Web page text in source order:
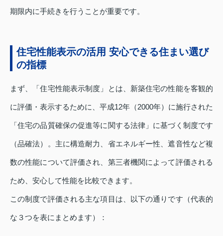
期限内に手続きを行うことが重要です。
住宅性能表示の活用 安心できる住まい選び
の指標
まず、「住宅性能表示制度」とは、新築住宅の性能を客観的
に評価・表示するために、平成12年（2000年）に施行された
「住宅の品質確保の促進等に関する法律」に基づく制度です
（品確法）。主に構造耐力、省エネルギー性、遮音性など複
数の性能について評価され、第三者機関によって評価される
ため、安心して性能を比較できます。
この制度で評価される主な項目は、以下の通りです（代表的
な３つを表にまとめます）：